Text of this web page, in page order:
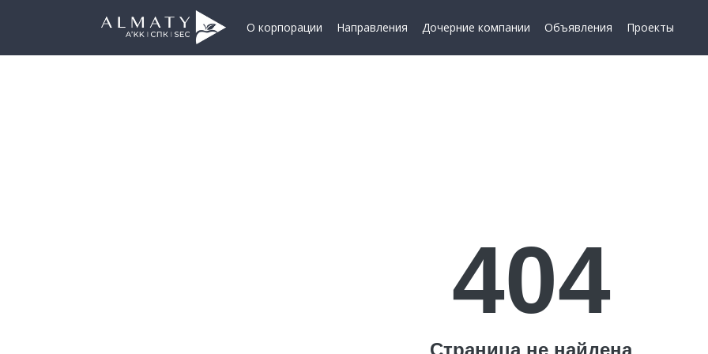
О корпорации Направления Дочерние компании Объявления Проекты
404